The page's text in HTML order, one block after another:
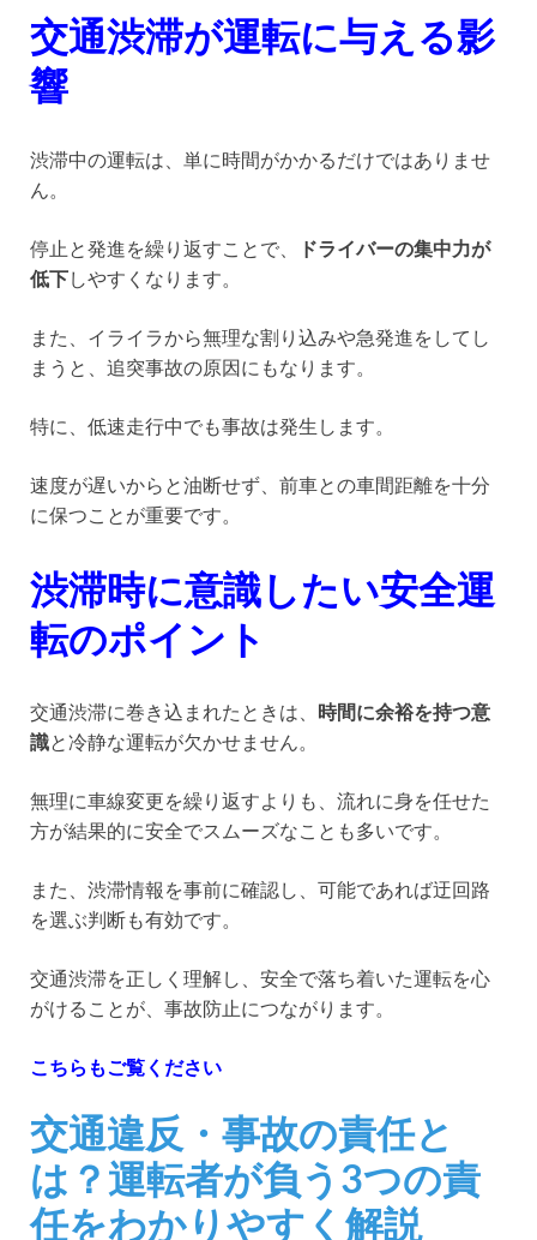
交通渋滞が運転に与える影
響
渋滞中の運転は、単に時間がかかるだけではありませ
ん。
停止と発進を繰り返すことで、
ドライバーの集中力が
低下しやすくなります。
また、イライラから無理な割り込みや急発進をしてし
まうと、追突事故の原因にもなります。
特に、低速走行中でも事故は発生します。
速度が遅いからと油断せず、前車との車間距離を十分
に保つことが重要です。
渋滞時に意識したい安全運
転のポイント
交通渋滞に巻き込まれたときは、 時間に余裕を持つ意
識と冷静な運転が欠かせません。
無理に車線変更を繰り返すよりも、流れに身を任せた
方が結果的に安全でスムーズなことも多いです。
また、渋滞情報を事前に確認し、可能であれば迂回路
を選ぶ判断も有効です。
交通渋滞を正しく理解し、安全で落ち着いた運転を心
がけることが、事故防止につながります。
こちらもご覧ください
交通違反・事故の責任と
は？運転者が負う3つの責
任をわかりやすく解説